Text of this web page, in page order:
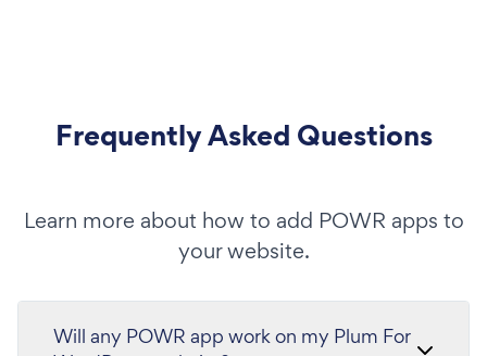
Frequently Asked Questions
Learn more about how to add POWR apps to
your website.
Will any POWR app work on my Plum For